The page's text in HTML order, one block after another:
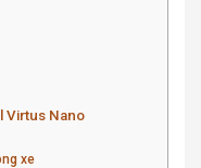
Virtus Nano
xe